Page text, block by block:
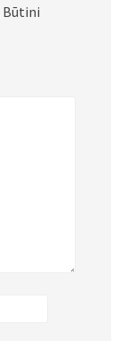
Būtini